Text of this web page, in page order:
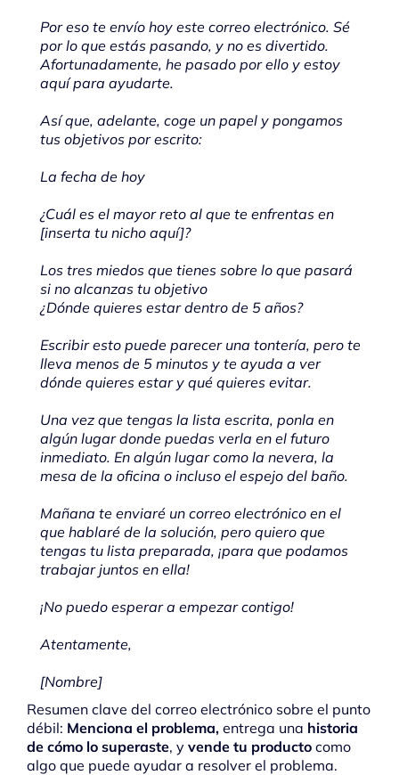
Por eso te envío hoy este correo electrónico. Sé
por lo que estás pasando, y no es divertido.
Afortunadamente, he pasado por ello y estoy
aquí para ayudarte.
Así que, adelante, coge un papel y pongamos
tus objetivos por escrito:
La fecha de hoy
¿Cuál es el mayor reto al que te enfrentas en
[inserta tu nicho aquí]?
Los tres miedos que tienes sobre lo que pasará
si no alcanzas tu objetivo
¿Dónde quieres estar dentro de 5 años?
Escribir esto puede parecer una tontería, pero te
lleva menos de 5 minutos y te ayuda a ver
dónde quieres estar y qué quieres evitar.
Una vez que tengas la lista escrita, ponla en
algún lugar donde puedas verla en el futuro
inmediato. En algún lugar como la nevera, la
mesa de la oficina o incluso el espejo del baño.
Mañana te enviaré un correo electrónico en el
que hablaré de la solución, pero quiero que
tengas tu lista preparada, ¡para que podamos
trabajar juntos en ella!
¡No puedo esperar a empezar contigo!
Atentamente,
[Nombre]
Resumen clave del correo electrónico sobre el punto
débil: Menciona el problema, entrega una historia
de cómo lo superaste, y vende tu producto como
algo que puede ayudar a resolver el problema.